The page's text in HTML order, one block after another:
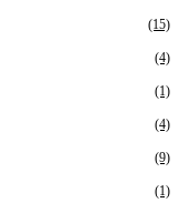
(15)
(4)
(1)
(4)
(9)
(1)